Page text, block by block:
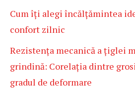
Cum îți alegi încălțămintea
confort zilnic
Rezistența mecanică a țiglei
grindină: Corelația dintre
gradul de deformare